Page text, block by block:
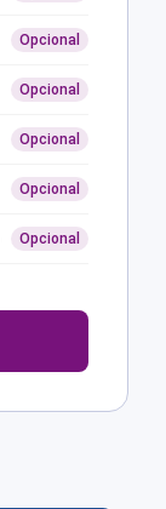
Opcional
Opcional
Opcional
Opcional
Opcional